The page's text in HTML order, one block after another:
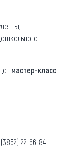
мастер-класс
22-66-84.